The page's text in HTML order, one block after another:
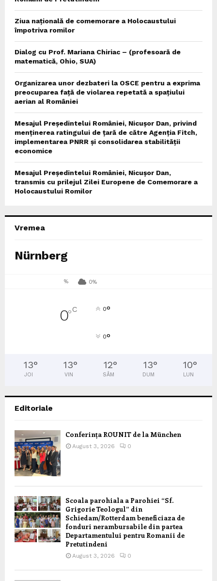
Ziua națională de comemorare a Holocaustului
împotriva romilor
Dialog cu Prof. Mariana Chiriac – (profesoară de
matematică, Ohio, SUA)
Organizarea unor dezbateri la OSCE pentru a exprima
preocuparea față de violarea repetată a spațiului
aerian al României
Mesajul Președintelui României, Nicușor Dan, privind
menținerea ratingului de țară de către Agenția Fitch,
implementarea PNRR și consolidarea stabilității
economice
Mesajul Președintelui României, Nicușor Dan,
transmis cu prilejul Zilei Europene de Comemorare a
Holocaustului Romilor
Vremea
Nürnberg
% 0%
0°C 0°
0°
13°
JOI
13°
VIN
12°
SÂM
13°
DUM
10°
LUN
Editoriale
Conferința ROUNIT de la München
August 3, 2026 0
Scoala parohiala a Parohiei “Sf.
Grigorie Teologul” din
Schiedam/Rotterdam beneficiaza de
fonduri nerambursabile din partea
Departamentului pentru Romanii de
Pretutindeni
August 3, 2026 0